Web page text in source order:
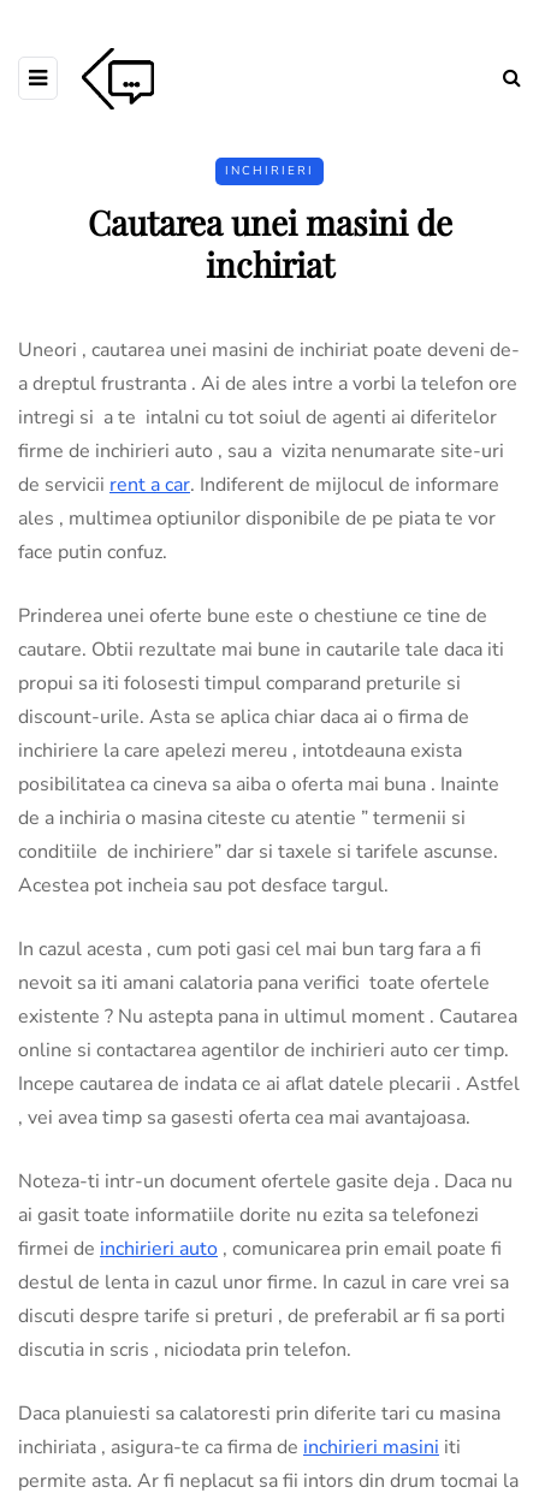
INCHIRIERI
Cautarea unei masini de
inchiriat
Uneori , cautarea unei masini de inchiriat poate deveni de-
a dreptul frustranta . Ai de ales intre a vorbi la telefon ore
intregi si a te intalni cu tot soiul de agenti ai diferitelor
firme de inchirieri auto , sau a vizita nenumarate site-uri
de servicii rent a car. Indiferent de mijlocul de informare
ales , multimea optiunilor disponibile de pe piata te vor
face putin confuz.
Prinderea unei oferte bune este o chestiune ce tine de
cautare. Obtii rezultate mai bune in cautarile tale daca iti
propui sa iti folosesti timpul comparand preturile si
discount-urile. Asta se aplica chiar daca ai o firma de
inchiriere la care apelezi mereu , intotdeauna exista
posibilitatea ca cineva sa aiba o oferta mai buna . Inainte
de a inchiria o masina citeste cu atentie ” termenii si
conditiile de inchiriere” dar si taxele si tarifele ascunse.
Acestea pot incheia sau pot desface targul.
In cazul acesta , cum poti gasi cel mai bun targ fara a fi
nevoit sa iti amani calatoria pana verifici toate ofertele
existente ? Nu astepta pana in ultimul moment . Cautarea
online si contactarea agentilor de inchirieri auto cer timp.
Incepe cautarea de indata ce ai aflat datele plecarii . Astfel
, vei avea timp sa gasesti oferta cea mai avantajoasa.
Noteza-ti intr-un document ofertele gasite deja . Daca nu
ai gasit toate informatiile dorite nu ezita sa telefonezi
firmei de inchirieri auto , comunicarea prin email poate fi
destul de lenta in cazul unor firme. In cazul in care vrei sa
discuti despre tarife si preturi , de preferabil ar fi sa porti
discutia in scris , niciodata prin telefon.
Daca planuiesti sa calatoresti prin diferite tari cu masina
inchiriata , asigura-te ca firma de inchirieri masini iti
permite asta. Ar fi neplacut sa fii intors din drum tocmai la